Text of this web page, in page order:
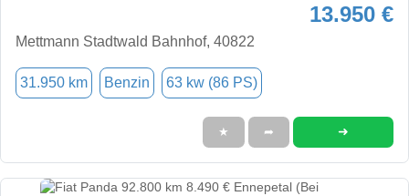
13.950 €
Mettmann Stadtwald Bahnhof, 40822
31.950 km Benzin 63 kw (86 PS)
★ ➦ ➜